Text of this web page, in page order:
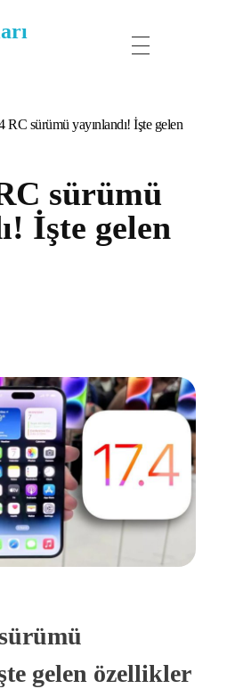
RC sürümü yayınlandı! İşte gelen
sürümü
İşte gelen
gelen özellikler